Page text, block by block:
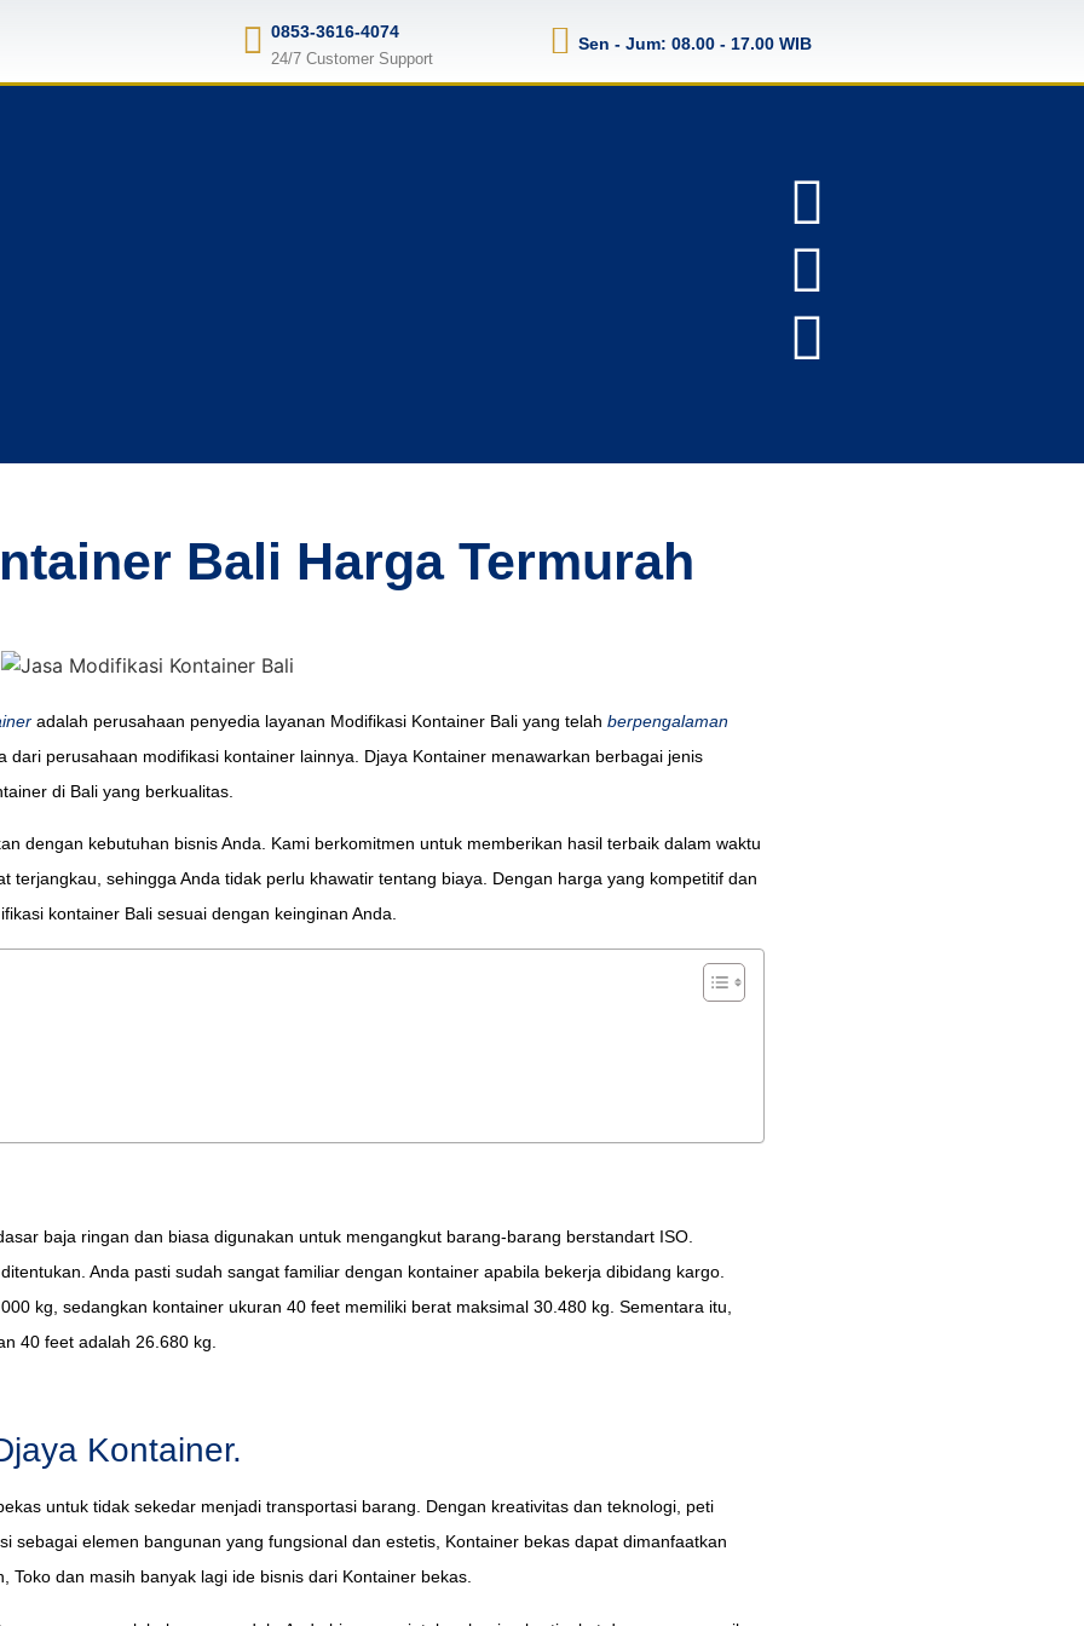
0853-3616-4074
24/7 Customer Support
Sen - Jum: 08.00 - 17.00 WIB
Bali Harga Termurah
adalah perusahaan penyedia layanan Modifikasi Kontainer Bali yang telah berpengalaman
perusahaan modifikasi kontainer lainnya. Djaya Kontainer menawarkan berbagai jenis
di Bali yang berkualitas.
dengan kebutuhan bisnis Anda. Kami berkomitmen untuk memberikan hasil terbaik dalam waktu
terjangkau, sehingga Anda tidak perlu khawatir tentang biaya. Dengan harga yang kompetitif dan
kontainer Bali sesuai dengan keinginan Anda.
baja ringan dan biasa digunakan untuk mengangkut barang-barang berstandart ISO.
Anda pasti sudah sangat familiar dengan kontainer apabila bekerja dibidang kargo.
kg, sedangkan kontainer ukuran 40 feet memiliki berat maksimal 30.480 kg. Sementara itu,
40 feet adalah 26.680 kg.
Kontainer.
untuk tidak sekedar menjadi transportasi barang. Dengan kreativitas dan teknologi, peti
sebagai elemen bangunan yang fungsional dan estetis, Kontainer bekas dapat dimanfaatkan
Toko dan masih banyak lagi ide bisnis dari Kontainer bekas.